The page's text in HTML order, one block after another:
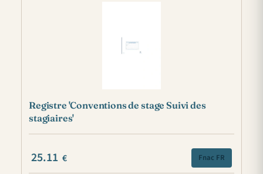
Registre 'Conventions de stage Suivi des
stagiaires'
25.11 € Fnac FR